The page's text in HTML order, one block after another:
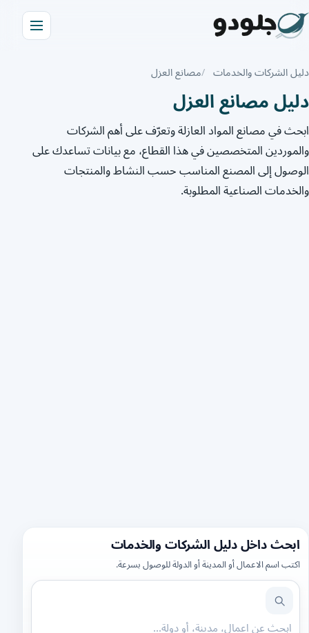
دليل الشركات والخدمات مصانع العزل
دليل مصانع العزل
ابحث في مصانع المواد العازلة وتعرّف على أهم الشركات
والموردين المتخصصين في هذا القطاع، مع بيانات تساعدك على
الوصول إلى المصنع المناسب حسب النشاط والمنتجات
والخدمات الصناعية المطلوبة.
ابحث داخل دليل الشركات والخدمات
اكتب اسم الاعمال أو المدينة أو الدولة للوصول بسرعة.